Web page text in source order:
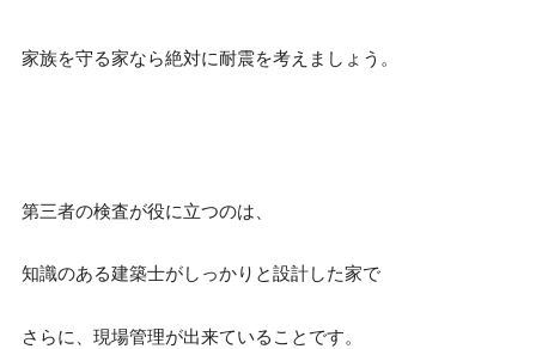
家族を守る家なら絶対に耐震を考えましょう。
第三者の検査が役に立つのは、
知識のある建築士がしっかりと設計した家で
さらに、現場管理が出来ていることです。